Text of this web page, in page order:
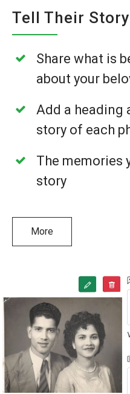
Tell Their Story
Share what is
about your
Add a heading
story of each
The memories
story
More